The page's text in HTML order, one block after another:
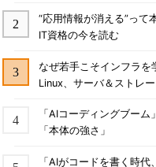
“応用情報が消える”っ
IT資格の今を読む
なぜ若手こそインフラ
Linux、サーバ＆ストレ
「AIコーディングブー
「本体の強さ」
「AIがコードを書く時